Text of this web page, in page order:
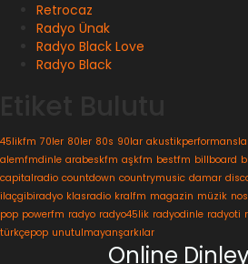
Retrocaz
Radyo Ünak
Radyo Black Love
Radyo Black
45likfm 70ler 80ler 80s 90lar
alemfmdinle arabeskfm aşkfm bestfm billboard
capitalradio countdown countrymusic damar
ilaçgibiradyo klasradio kralfm magazin müzik
pop powerfm radyo radyo45lik radyodinle radyoti
türkçepop unutulmayanşarkılar
Online